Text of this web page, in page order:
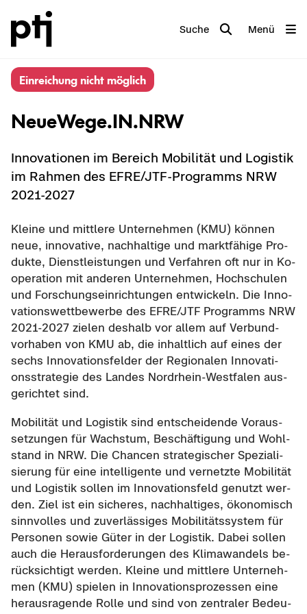
Suche Menü
Ein­rei­chung nicht mög­lich
Neu­e­We­ge.IN.NRW
In­no­va­tio­nen im Be­reich Mo­bi­li­tät und Lo­gis­tik
im Rah­men des EFRE/JTF-​Programms NRW
2021-​2027
Klei­ne und mitt­le­re Un­ter­neh­men (KMU) kön­nen
neue, in­no­va­ti­ve, nach­hal­ti­ge und markt­fä­hi­ge Pro­
duk­te, Dienst­leis­tun­gen und Ver­fah­ren oft nur in Ko­
ope­ra­ti­on mit an­de­ren Un­ter­neh­men, Hoch­schu­len
und For­schungs­ein­rich­tun­gen ent­wi­ckeln. Die In­no­
va­ti­ons­wett­be­wer­be des EFRE/JTF Pro­gramms NRW
2021-​2027 zie­len des­halb vor allem auf Ver­bund­
vor­ha­ben von KMU ab, die in­halt­lich auf eines der
sechs In­no­va­ti­ons­fel­der der Re­gio­na­len In­no­va­ti­
ons­stra­te­gie des Lan­des Nordrhein-​Westfalen aus­
ge­rich­tet sind.
Mo­bi­li­tät und Lo­gis­tik sind ent­schei­den­de Vor­aus­
set­zun­gen für Wachs­tum, Be­schäf­ti­gung und Wohl­
stand in NRW. Die Chan­cen stra­te­gi­scher Spe­zia­li­
sie­rung für eine in­tel­li­gen­te und ver­netz­te Mo­bi­li­tät
und Lo­gis­tik sol­len im In­no­va­ti­ons­feld ge­nutzt wer­
den. Ziel ist ein si­che­res, nach­hal­ti­ges, öko­no­misch
sinn­vol­les und zu­ver­läs­si­ges Mo­bi­li­täts­sys­tem für
Per­so­nen sowie Güter in der Lo­gis­tik. Dabei sol­len
auch die Her­aus­for­de­run­gen des Kli­ma­wan­dels be­
rück­sich­tigt wer­den. Klei­ne und mitt­le­re Un­ter­neh­
men (KMU) spie­len in In­no­va­ti­ons­pro­zes­sen eine
her­aus­ra­gen­de Rolle und sind von zen­tra­ler Be­deu­